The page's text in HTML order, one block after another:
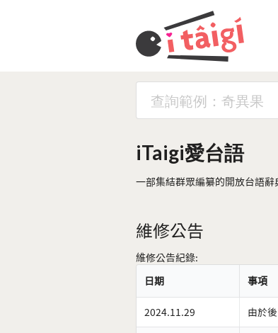
iTaigi愛台語
一部集結群眾編纂的開放台語辭
維修公告
維修公告紀錄:
日期
事項
2024.11.29 由於